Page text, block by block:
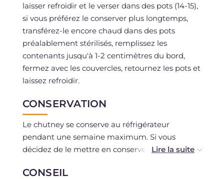
laisser refroidir et le verser dans des pots (14-15),
si vous préférez le conserver plus longtemps,
transférez-le encore chaud dans des pots
préalablement stérilisés, remplissez les
contenants jusqu'à 1-2 centimètres du bord,
fermez avec les couvercles, retournez les pots et
laissez refroidir.
CONSERVATION
Le chutney se conserve au réfrigérateur
pendant une semaine maximum. Si vous
décidez de le mettre en conserve sous vide,
CONSEIL